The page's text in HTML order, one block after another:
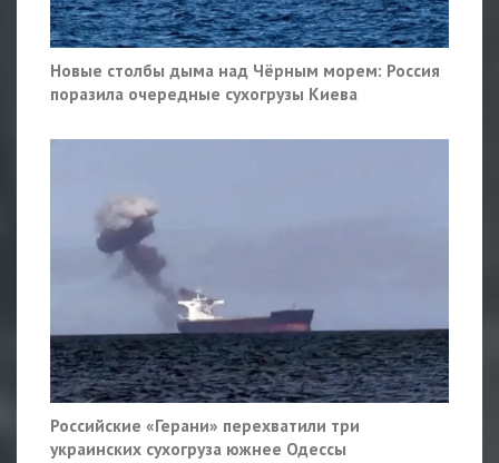
Новые столбы дыма над Чёрным морем: Россия
поразила очередные сухогрузы Киева
Российские «Герани» перехватили три
украинских сухогруза южнее Одессы